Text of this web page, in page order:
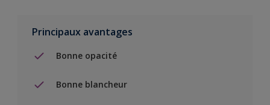
Principaux avantages
Bonne opacité
Bonne blancheur